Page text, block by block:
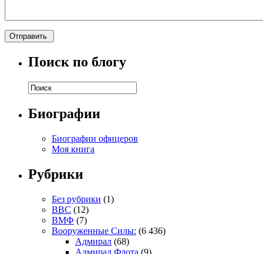
Поиск по блогу
Биографии
Биографии офицеров
Моя книга
Рубрики
Без рубрики (1)
ВВС (12)
ВМФ (7)
Вооруженные Силы: (6 436)
Адмирал (68)
Адмирал Флота (9)